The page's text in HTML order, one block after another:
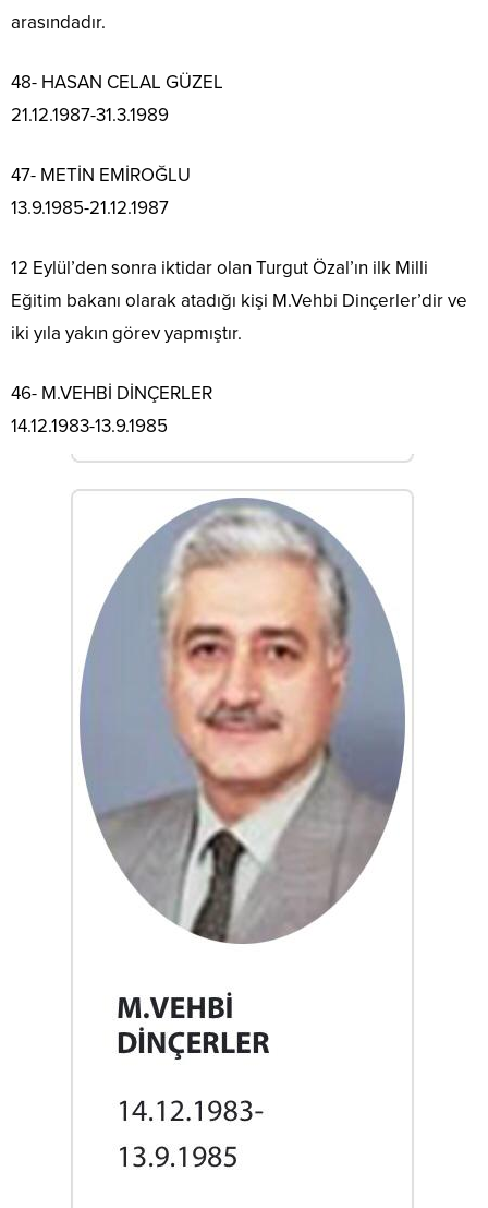
arasındadır.
48- HASAN CELAL GÜZEL
21.12.1987-31.3.1989
47- METİN EMİROĞLU
13.9.1985-21.12.1987
12 Eylül’den sonra iktidar olan Turgut Özal’ın ilk Milli
Eğitim bakanı olarak atadığı kişi M.Vehbi Dinçerler’dir ve
iki yıla yakın görev yapmıştır.
46- M.VEHBİ DİNÇERLER
14.12.1983-13.9.1985